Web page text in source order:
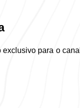
para o